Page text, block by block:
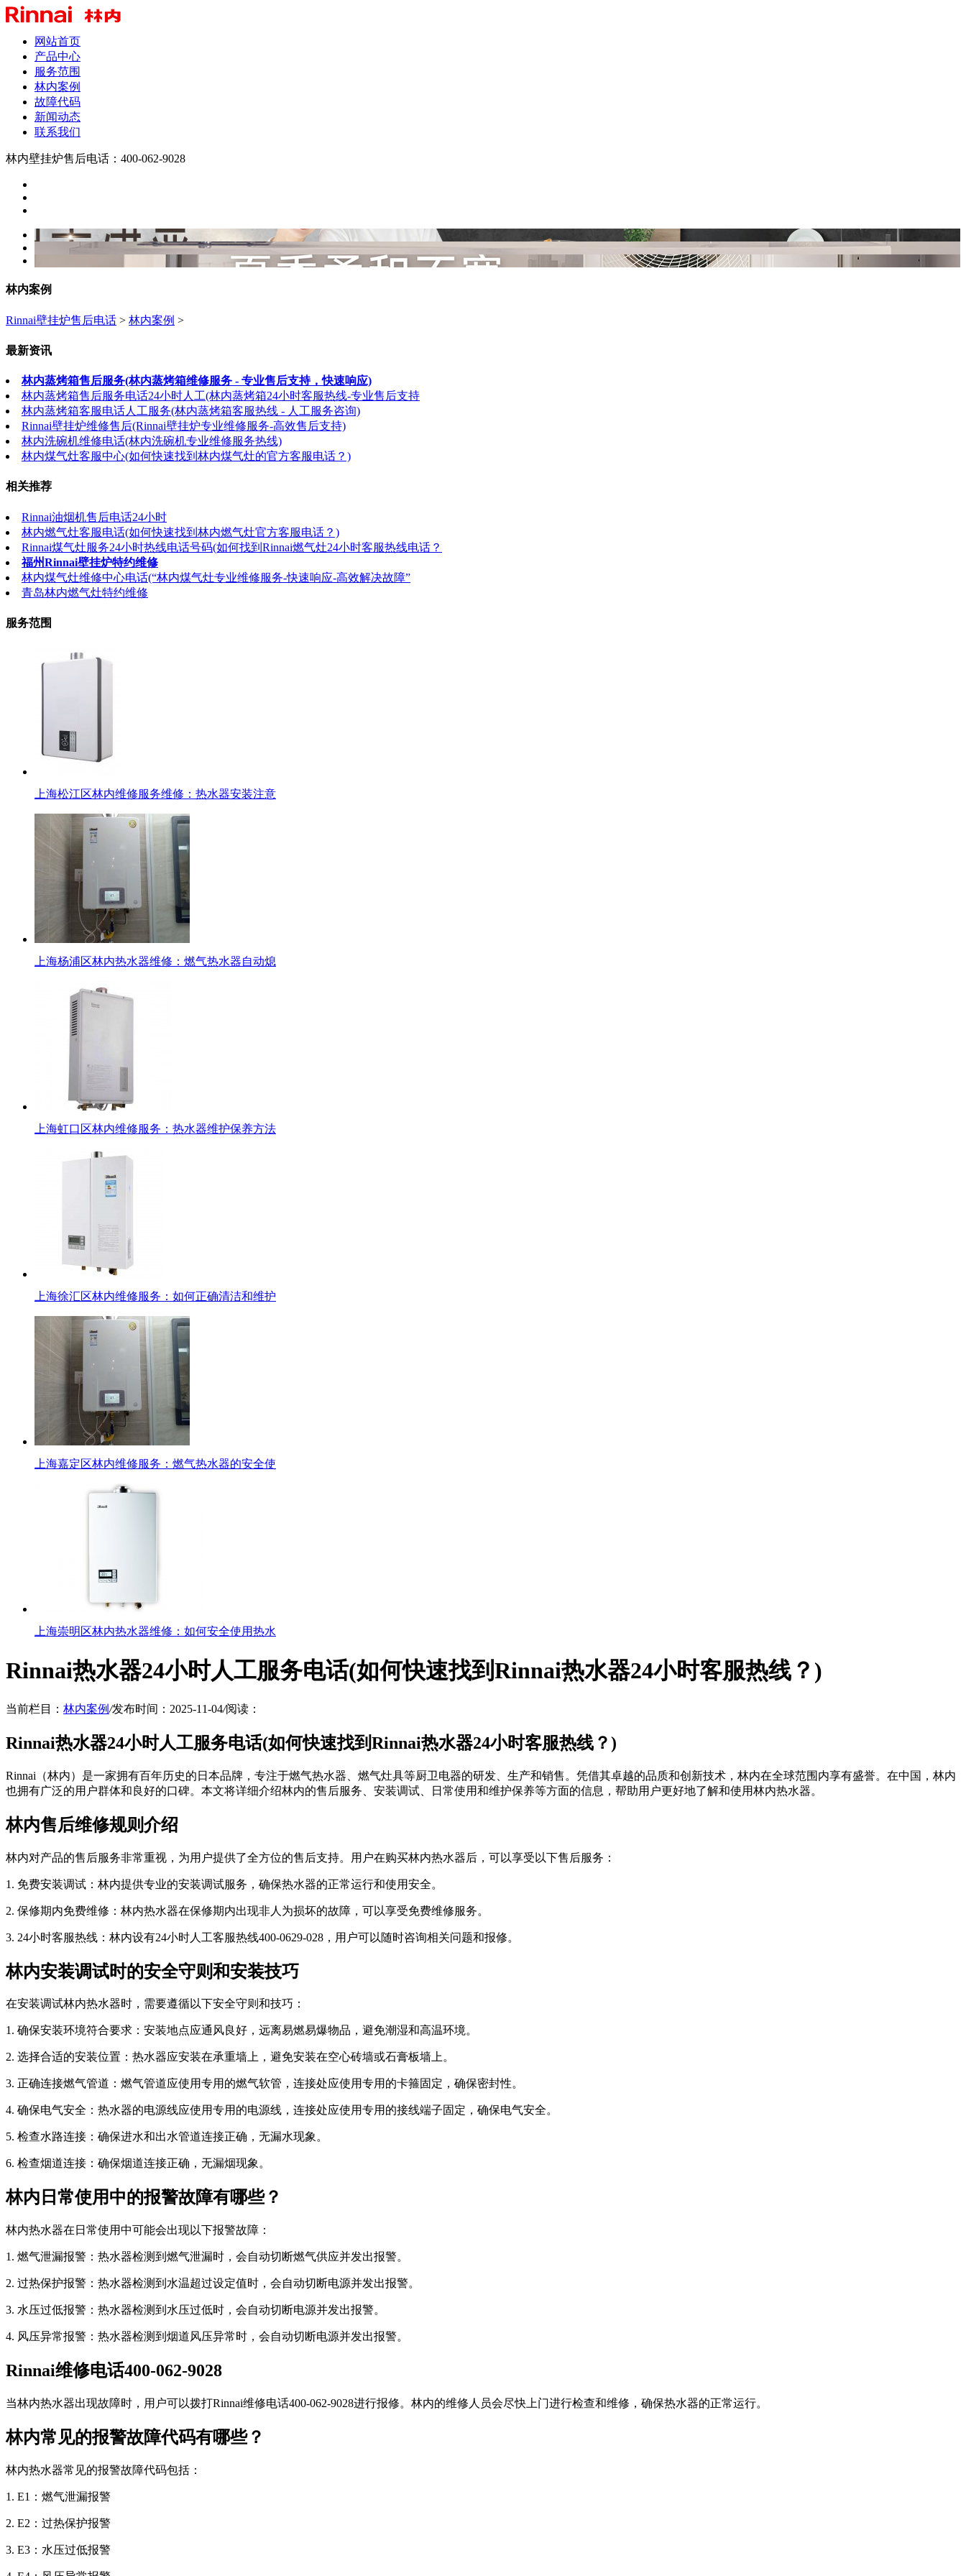
网站首页
产品中心
服务范围
林内案例
故障代码
新闻动态
联系我们
林内壁挂炉售后电话：400-062-9028
林内案例
Rinnai壁挂炉售后电话 > 林内案例 >
最新资讯
林内蒸烤箱售后服务(林内蒸烤箱维修服务 - 专业售后支持，快速响应)
林内蒸烤箱售后服务电话24小时人工(林内蒸烤箱24小时客服热线-专业售后支持
林内蒸烤箱客服电话人工服务(林内蒸烤箱客服热线 - 人工服务咨询)
Rinnai壁挂炉维修售后(Rinnai壁挂炉专业维修服务-高效售后支持)
林内洗碗机维修电话(林内洗碗机专业维修服务热线)
林内煤气灶客服中心(如何快速找到林内煤气灶的官方客服电话？)
相关推荐
Rinnai油烟机售后电话24小时
林内燃气灶客服电话(如何快速找到林内燃气灶官方客服电话？)
Rinnai煤气灶服务24小时热线电话号码(如何找到Rinnai燃气灶24小时客服热线电话？
福州Rinnai壁挂炉特约维修
林内煤气灶维修中心电话(“林内煤气灶专业维修服务-快速响应-高效解决故障”
青岛林内燃气灶特约维修
服务范围
上海松江区林内维修服务维修：热水器安装注意
上海杨浦区林内热水器维修：燃气热水器自动熄
上海虹口区林内维修服务：热水器维护保养方法
上海徐汇区林内维修服务：如何正确清洁和维护
上海嘉定区林内维修服务：燃气热水器的安全使
上海崇明区林内热水器维修：如何安全使用热水
Rinnai热水器24小时人工服务电话(如何快速找到Rinnai热水器24小时客服热线？)
当前栏目： 林内案例/发布时间：2025-11-04/阅读：
Rinnai热水器24小时人工服务电话(如何快速找到Rinnai热水器24小时客服热线？)
Rinnai（林内）是一家拥有百年历史的日本品牌，专注于燃气热水器、燃气灶具等厨卫电器的研发、生产和销售。凭借其卓越的品质和创新技术，林内在全球范围内享有盛誉。在中国，林内
也拥有广泛的用户群体和良好的口碑。本文将详细介绍林内的售后服务、安装调试、日常使用和维护保养等方面的信息，帮助用户更好地了解和使用林内热水器。
林内售后维修规则介绍
林内对产品的售后服务非常重视，为用户提供了全方位的售后支持。用户在购买林内热水器后，可以享受以下售后服务：
1. 免费安装调试：林内提供专业的安装调试服务，确保热水器的正常运行和使用安全。
2. 保修期内免费维修：林内热水器在保修期内出现非人为损坏的故障，可以享受免费维修服务。
3. 24小时客服热线：林内设有24小时人工客服热线400-0629-028，用户可以随时咨询相关问题和报修。
林内安装调试时的安全守则和安装技巧
在安装调试林内热水器时，需要遵循以下安全守则和技巧：
1. 确保安装环境符合要求：安装地点应通风良好，远离易燃易爆物品，避免潮湿和高温环境。
2. 选择合适的安装位置：热水器应安装在承重墙上，避免安装在空心砖墙或石膏板墙上。
3. 正确连接燃气管道：燃气管道应使用专用的燃气软管，连接处应使用专用的卡箍固定，确保密封性。
4. 确保电气安全：热水器的电源线应使用专用的电源线，连接处应使用专用的接线端子固定，确保电气安全。
5. 检查水路连接：确保进水和出水管道连接正确，无漏水现象。
6. 检查烟道连接：确保烟道连接正确，无漏烟现象。
林内日常使用中的报警故障有哪些？
林内热水器在日常使用中可能会出现以下报警故障：
1. 燃气泄漏报警：热水器检测到燃气泄漏时，会自动切断燃气供应并发出报警。
2. 过热保护报警：热水器检测到水温超过设定值时，会自动切断电源并发出报警。
3. 水压过低报警：热水器检测到水压过低时，会自动切断电源并发出报警。
4. 风压异常报警：热水器检测到烟道风压异常时，会自动切断电源并发出报警。
Rinnai维修电话400-062-9028
当林内热水器出现故障时，用户可以拨打Rinnai维修电话400-062-9028进行报修。林内的维修人员会尽快上门进行检查和维修，确保热水器的正常运行。
林内常见的报警故障代码有哪些？
林内热水器常见的报警故障代码包括：
1. E1：燃气泄漏报警
2. E2：过热保护报警
3. E3：水压过低报警